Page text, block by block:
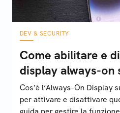
DEV & SECURITY
Come abilitare e
display always-on
Cos’è l’Always-On Display
per attivare e disattivare